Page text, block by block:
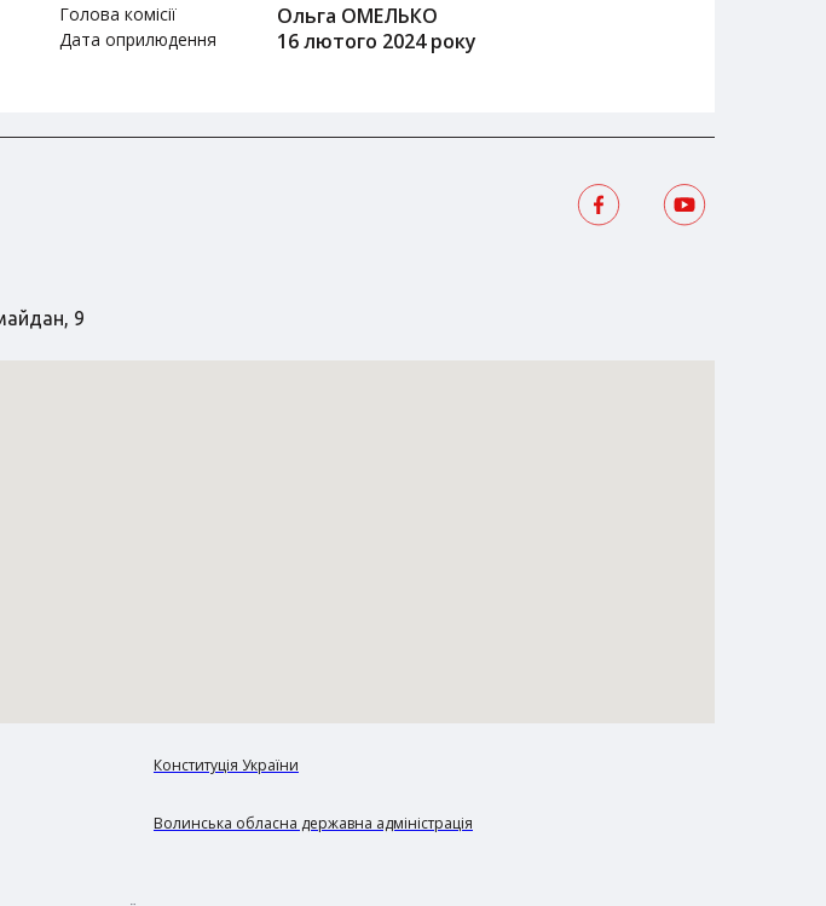
Голова комісії Ольга ОМЕЛЬКО
Дата оприлюдення 16 лютого 2024 року
9
Конституція України
Волинська обласна державна адміністрація